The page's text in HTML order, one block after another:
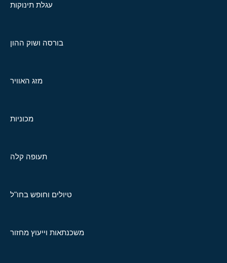
עגלת תינוקות
בורסה ושוק ההון
מזג האוויר
מכוניות
תעופה קלה
טיולים וחופש בחו"ל
משכנתאות וייעוץ מחזור